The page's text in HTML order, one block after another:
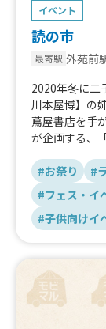
イベント
読の市
最寄駅 外苑前
2020年冬に二
川本屋博】の
蔦屋書店を手
が企画する、
ルシェイベン
＜「読の市」
名称：読の市
開催日：2026
会場：都立
ヶ谷）
主催：Tokyo
#お祭り #
#フェス・イ
#子供向けイ